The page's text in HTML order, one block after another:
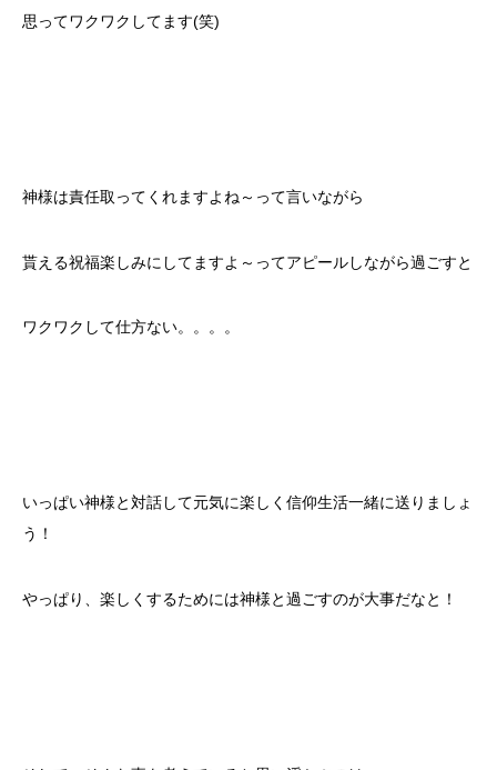
思ってワクワクしてます(笑)
神様は責任取ってくれますよね～って言いながら
貰える祝福楽しみにしてますよ～ってアピールしながら過ごすと
ワクワクして仕方ない。。。。
いっぱい神様と対話して元気に楽しく信仰生活一緒に送りましょ
う！
やっぱり、楽しくするためには神様と過ごすのが大事だなと！